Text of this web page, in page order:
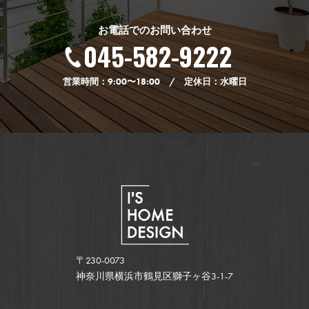
お電話でのお問い合わせ
045-582-9222
営業時間：9:00〜18:00 / 定休日：水曜日
〒230-0073
神奈川県横浜市鶴見区獅子ヶ谷3-1-7